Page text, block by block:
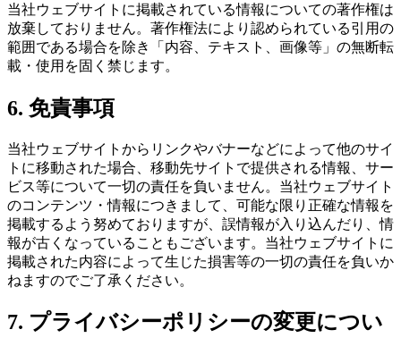
当社ウェブサイトに掲載されている情報についての著作権は
放棄しておりません。著作権法により認められている引用の
範囲である場合を除き「内容、テキスト、画像等」の無断転
載・使用を固く禁じます。
6. 免責事項
当社ウェブサイトからリンクやバナーなどによって他のサイ
トに移動された場合、移動先サイトで提供される情報、サー
ビス等について一切の責任を負いません。当社ウェブサイト
のコンテンツ・情報につきまして、可能な限り正確な情報を
掲載するよう努めておりますが、誤情報が入り込んだり、情
報が古くなっていることもございます。当社ウェブサイトに
掲載された内容によって生じた損害等の一切の責任を負いか
ねますのでご了承ください。
7. プライバシーポリシーの変更につい